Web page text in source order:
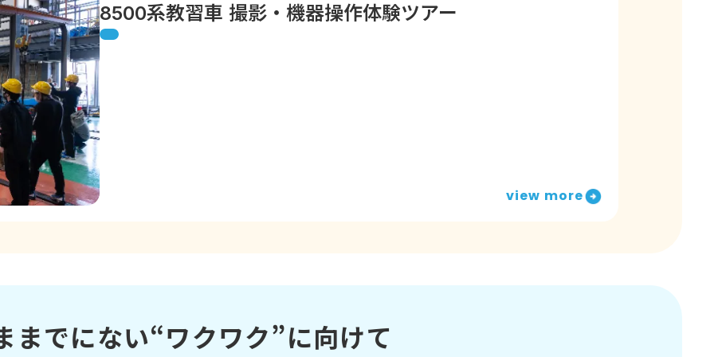
8500系教習車 撮影・機器操作体験ツアー
view more
までにない“ワクワク”に向けて